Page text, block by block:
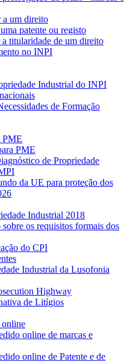
a um direito
patente ou registo
titularidade de um direito
no INPI
Industrial do INPI
de Formação
PME
PME
de Propriedade
da UE para proteção dos
Industrial 2018
sobre os requisitos formais dos
do CPI
Industrial da Lusofonia
Highway
de Litígios
online
online de marcas e
online de Patente e de